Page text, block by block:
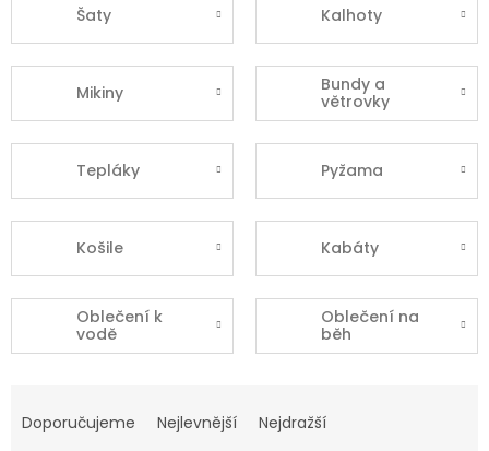
Šaty Kalhoty
Mikiny
Bundy a
větrovky
Tepláky Pyžama
Košile Kabáty
Oblečení k
vodě
Oblečení na
běh
aDoporučujeme Nejlevnější
Nejdražší